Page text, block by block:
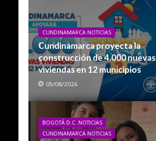
CUNDINAMARCA NOTICIAS
Cundinamarca proyecta la
construcción de 4.000 nuevas
viviendas en 12 municipios
05/08/2026
BOGOTÁ D.C. NOTICIAS
CUNDINAMARCA NOTICIAS